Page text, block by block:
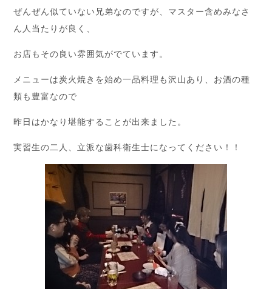
ぜんぜん似ていない兄弟なのですが、マスター含めみなさ
ん人当たりが良く、
お店もその良い雰囲気がでています。
メニューは炭火焼きを始め一品料理も沢山あり、お酒の種
類も豊富なので
昨日はかなり堪能することが出来ました。
実習生の二人、立派な歯科衛生士になってください！！